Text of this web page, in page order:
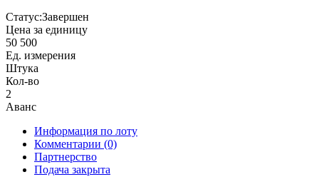
Статус:Завершен
Цена за единицу
50 500
Ед. измерения
Штука
Кол-во
2
Аванс
Информация по лоту
Комментарии (0)
Партнерство
Подача закрыта